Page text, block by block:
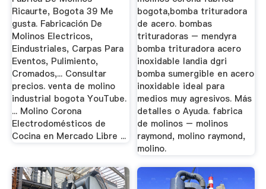
Ricaurte, Bogota 39 Me
gusta. Fabricación De
Molinos Electricos,
Eindustriales, Carpas Para
Eventos, Pulimiento,
Cromados,... Consultar
precios. venta de molino
industrial bogota YouTube.
... Molino Corona
Electrodomésticos de
Cocina en Mercado Libre ...
bogota,bomba trituradora
de acero. bombas
trituradoras – mendyra
bomba trituradora acero
inoxidable landia dgri
bomba sumergible en acero
inoxidable ideal para
medios muy agresivos. Más
detalles o Ayuda. fabrica
de molinos – molinos
raymond, molino raymond,
molino.